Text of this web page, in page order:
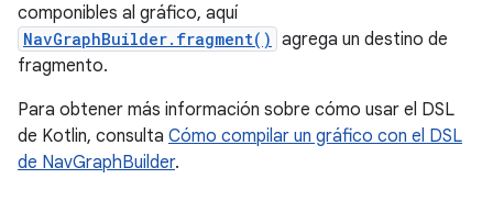
componibles al gráfico, aquí
NavGraphBuilder.fragment() agrega un destino de
fragmento.
Para obtener más información sobre cómo usar el DSL
de Kotlin, consulta Cómo compilar un gráfico con el DSL
de NavGraphBuilder.